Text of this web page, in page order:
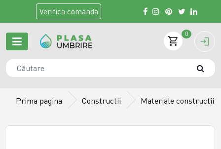
Verifica comanda
0
Prima pagina Constructii Materiale constructii